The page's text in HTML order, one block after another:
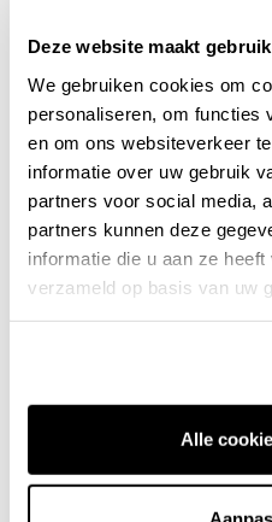
Deze website maakt
We gebruiken cookies om
personaliseren, om functies
en om ons websiteverkeer
informatie over uw gebruik
partners voor social media,
partners kunnen deze
informatie die u aan ze
verzameld op basis van uw
Alle
Zeer scherp en
Neemt geen geuren of
2 jaar garantie.
Een eenvoudige
mandoline
Keramische mandoline van
mm julienne. Neem hem
om fruit, groenten en
Handbeschermer.
Mandoline Kyocera